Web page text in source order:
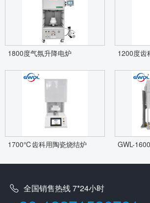
1800度气氛升降电炉 1200度齿
1700℃齿科用陶瓷烧结炉 GWL-
全国销售热线 7*24小时